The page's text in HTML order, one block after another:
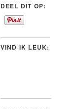
DEEL DIT OP:
VIND IK LEUK: